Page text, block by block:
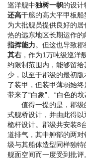
巡洋舰中独树一帜的设计
还高干舷的高大平甲板船
为大批舰员提供良好的
热的远东地区长期运作
指挥能力。但这也导致郡
其右 ，作为1万吨级巡洋
约限制范围内，能够留
少，以至于郡级的最初版
了装甲，但装甲薄弱始
带来了“白象”、“白色的
值得一提的是，郡级
式舰桥设计，并由此得
桅杆设计。郡级共安装8
道排气，其中舯部的两
级与其船体造型同样独特
舰面空间而一度受到批